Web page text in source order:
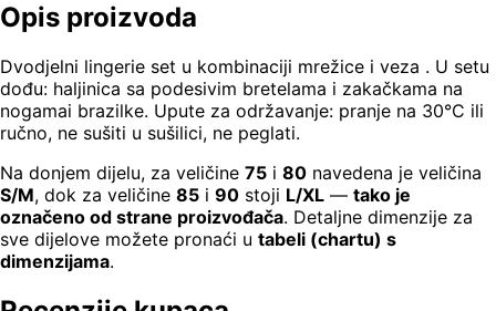
Opis proizvoda
Dvodjelni lingerie set u kombinaciji mrežice i veza . U setu
dođu: haljinica sa podesivim bretelama i zakačkama na
nogamai brazilke. Upute za održavanje: pranje na 30°C ili
ručno, ne sušiti u sušilici, ne peglati.
Na donjem dijelu, za veličine 75 i 80 navedena je veličina
S/M, dok za veličine 85 i 90 stoji L/XL — tako je
označeno od strane proizvođača. Detaljne dimenzije za
sve dijelove možete pronaći u tabeli (chartu) s
dimenzijama.